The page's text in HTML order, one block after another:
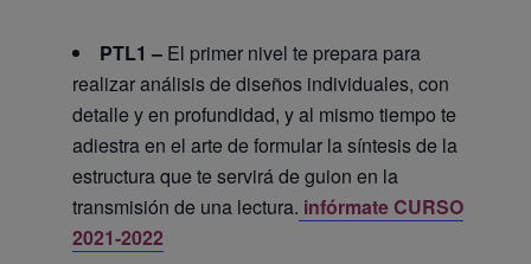
PTL1 – El primer nivel te prepara para
realizar análisis de diseños individuales, con
detalle y en profundidad, y al mismo tiempo te
adiestra en el arte de formular la síntesis de la
estructura que te servirá de guion en la
transmisión de una lectura. infórmate CURSO
2021-2022